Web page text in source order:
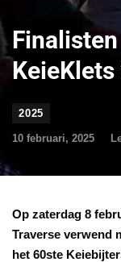
2025
10 februari, 2025
Op zaterdag 8
Traverse verwend
het 60ste